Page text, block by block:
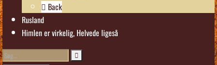
Back
Rusland
Himlen er virkelig, Helvede ligeså